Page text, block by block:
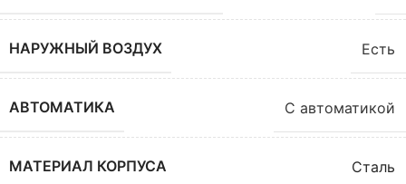
НАРУЖНЫЙ ВОЗДУХ Есть
АВТОМАТИКА С автоматикой
МАТЕРИАЛ КОРПУСА Сталь